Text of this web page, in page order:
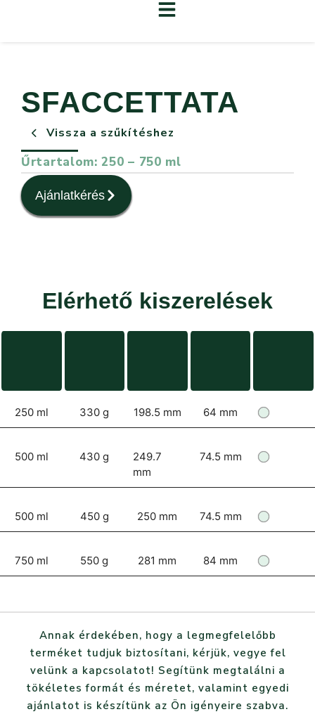
SFACCETTATA
Vissza a szűkítéshez
Űrtartalom: 250 – 750 ml
Ajánlatkérés
Elérhető kiszerelések
250 ml 330 g 198.5 mm 64 mm
500 ml 430 g
249.7
mm
74.5 mm
500 ml 450 g 250 mm 74.5 mm
750 ml 550 g 281 mm 84 mm
Annak érdekében, hogy a legmegfelelőbb
terméket tudjuk biztosítani, kérjük, vegye fel
velünk a kapcsolatot! Segítünk megtalálni a
tökéletes formát és méretet, valamint egyedi
ajánlatot is készítünk az Ön igényeire szabva.